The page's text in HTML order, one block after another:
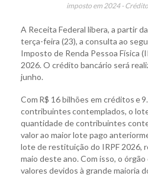
imposto em 2024 -
A Receita Federal libera, a partir
terça-feira (23), a consulta ao
Imposto de Renda Pessoa Física
2026. O crédito bancário será
junho.
Com R$ 16 bilhões em créditos e
contribuintes contemplados, o
quantidade de contribuintes
valor ao maior lote pago
lote de restituição do IRPF 2026,
maio deste ano. Com isso, o
valores devidos à grande maioria